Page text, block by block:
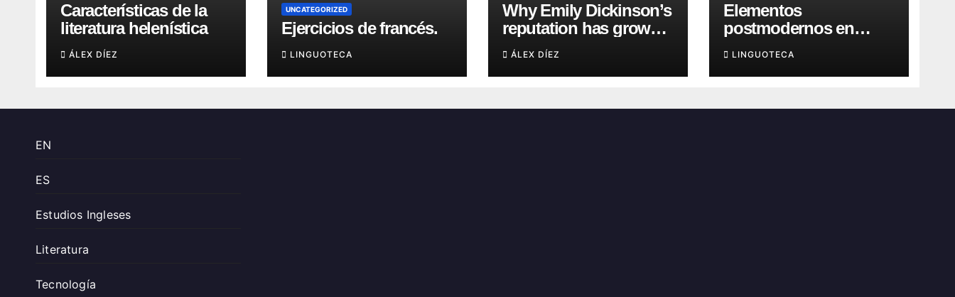
Características de la
literatura helenística
ÁLEX DÍEZ
UNCATEGORIZED
Ejercicios de francés.
LINGUOTECA
Why Emily Dickinson’s
reputation has grown
in recent years?
ÁLEX DÍEZ
Elementos
postmodernos en
“Recitatif” de Toni
Morrison
LINGUOTECA
EN
ES
Estudios Ingleses
Literatura
Tecnología